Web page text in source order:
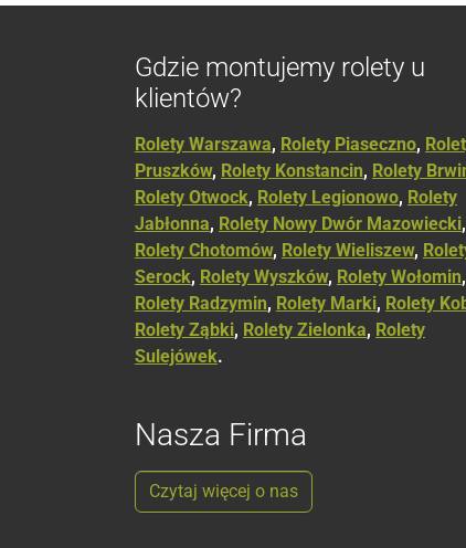
Gdzie montujemy rolety u
klientów?
Rolety Warszawa, Rolety Piaseczno,
Pruszków, Rolety Konstancin, Rolety
Rolety Otwock, Rolety Legionowo, Rolety
Jabłonna, Rolety Nowy Dwór Mazowiecki,
Rolety Chotomów, Rolety Wieliszew,
Serock, Rolety Wyszków, Rolety Wołomin,
Rolety Radzymin, Rolety Marki, Rolety
Rolety Ząbki, Rolety Zielonka, Rolety
Sulejówek.
Nasza Firma
Czytaj więcej o nas